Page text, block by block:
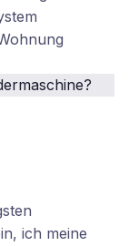
ich meine